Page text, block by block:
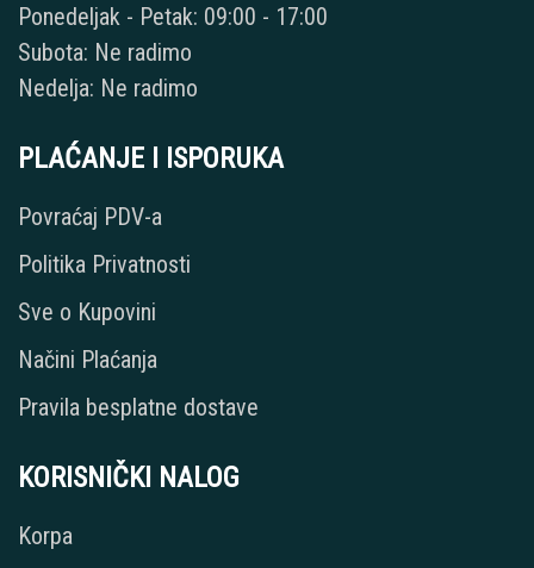
Ponedeljak - Petak: 09:00 - 17:00
Subota: Ne radimo
Nedelja: Ne radimo
PLAĆANJE I ISPORUKA
Povraćaj PDV-a
Politika Privatnosti
Sve o Kupovini
Načini Plaćanja
Pravila besplatne dostave
KORISNIČKI NALOG
Korpa